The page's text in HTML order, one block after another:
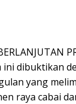
dibuktikan
yang
raya cabai